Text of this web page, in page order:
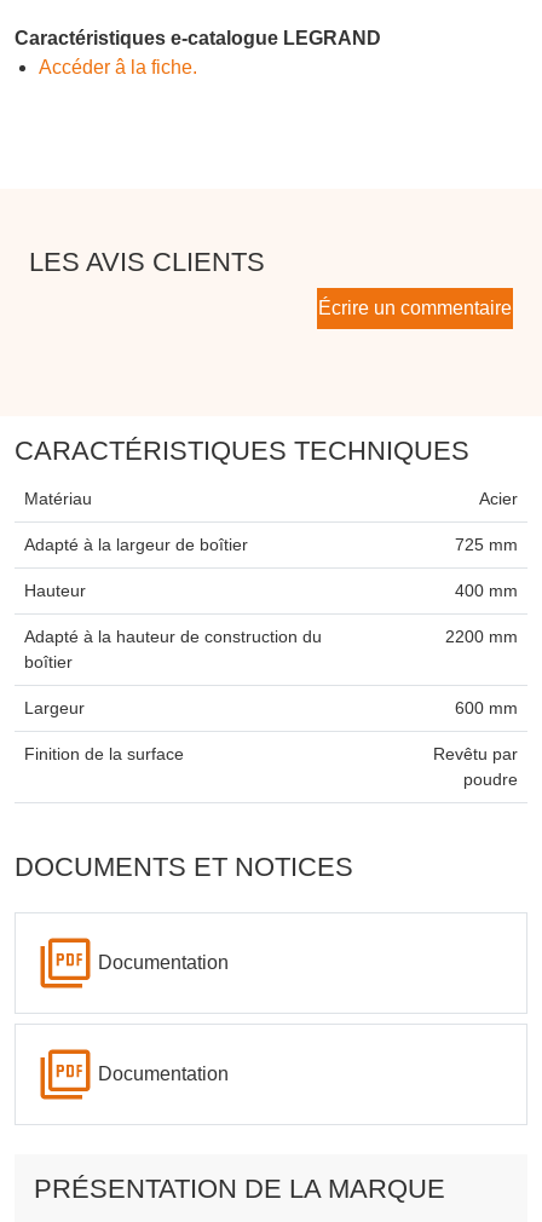
Caractéristiques e-catalogue LEGRAND
Accéder â la fiche.
LES AVIS CLIENTS
Écrire un commentaire
CARACTÉRISTIQUES TECHNIQUES
Matériau Acier
Adapté à la largeur de boîtier 725 mm
Hauteur 400 mm
Adapté à la hauteur de construction du
boîtier
2200 mm
Largeur 600 mm
Finition de la surface
Revêtu par
poudre
DOCUMENTS ET NOTICES
Documentation
Documentation
PRÉSENTATION DE LA MARQUE